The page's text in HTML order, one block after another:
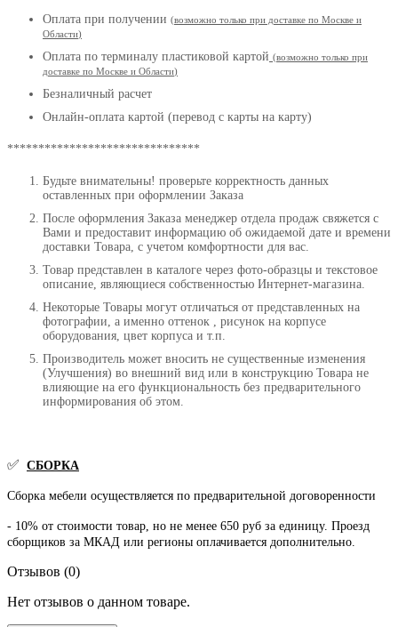
Оплата при получении (возможно только при доставке по Москве и
Области)
Оплата по терминалу пластиковой картой (возможно только при
доставке по Москве и Области)
Безналичный расчет
Онлайн-оплата картой (перевод с карты на карту)
*******************************
Будьте внимательны! проверьте корректность данных
оставленных при оформлении Заказа
После оформления Заказа менеджер отдела продаж свяжется с
Вами и предоставит информацию об ожидаемой дате и времени
доставки Товара, с учетом комфортности для вас.
Товар представлен в каталоге через фото-образцы и текстовое
описание, являющиеся собственностью Интернет-магазина.
Некоторые Товары могут отличаться от представленных на
фотографии, а именно оттенок , рисунок на корпусе
оборудования, цвет корпуса и т.п.
Производитель может вносить не существенные изменения
(Улучшения) во внешний вид или в конструкцию Товара не
влияющие на его функциональность без предварительного
информирования об этом.
✅ СБОРКА
Сборка мебели осуществляется по предварительной договоренности
- 10% от стоимости товар, но не менее 650 руб за единицу. Проезд
сборщиков за МКАД или регионы оплачивается дополнительно.
Отзывов (0)
Нет отзывов о данном товаре.